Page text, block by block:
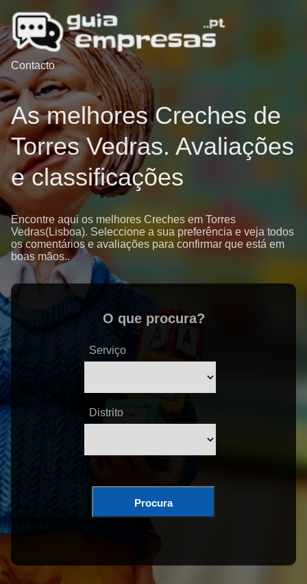
Contacto
As melhores Creches de
Torres Vedras. Avaliações
e classificações
Encontre aqui os melhores Creches em Torres
Vedras(Lisboa). Seleccione a sua preferência e veja todos
os comentários e avaliações para confirmar que está em
boas mãos..
O que procura?
Serviço
Distrito
Procura